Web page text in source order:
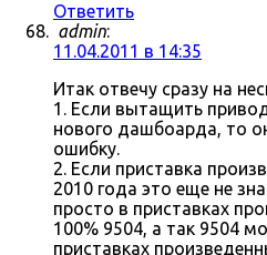
Ответить
admin:
11.04.2011 в 14:35
Итак отвечу сразу на
1. Если вытащить
нового дашбоарда, то
ошибку.
2. Если приставка
2010 года это еще не
просто в приставках
100% 9504, а так 9504
приставках